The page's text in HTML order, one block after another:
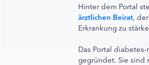
Hinter dem Portal
ärztlichen Beirat,
Erkrankung zu
Das Portal
gegründet. Sie sind